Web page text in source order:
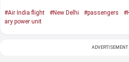
#Air India flight #New Delhi #passengers
ary power unit
ADVERTISEMENT